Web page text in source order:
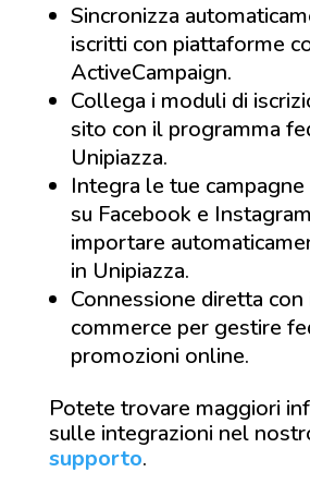
Sincronizza
iscritti con piattaforme
ActiveCampaign.
Collega i moduli di
sito con il programma
Unipiazza.
Integra le tue
su Facebook e
importare
in Unipiazza.
Connessione diretta
commerce per gestire
promozioni online.
Potete trovare maggiori
sulle integrazioni nel
supporto.